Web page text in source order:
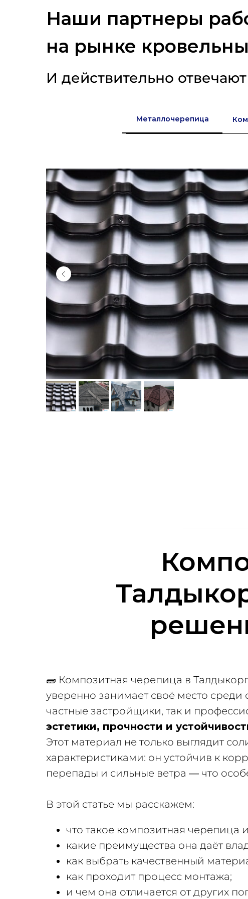
Наши партнеры
на рынке
И действительно отвечают
Металлочерепица
🧱 Композитная черепица в
уверенно занимает своё место
частные застройщики, так и
эстетики, прочности и
Этот материал не только выглядит
характеристиками: он устойчив к
перепады и сильные ветра — что
В этой статье мы расскажем:
что такое композитная черепица
какие преимущества она даёт
как выбрать качественный
как проходит процесс монтажа;
и чем она отличается от других